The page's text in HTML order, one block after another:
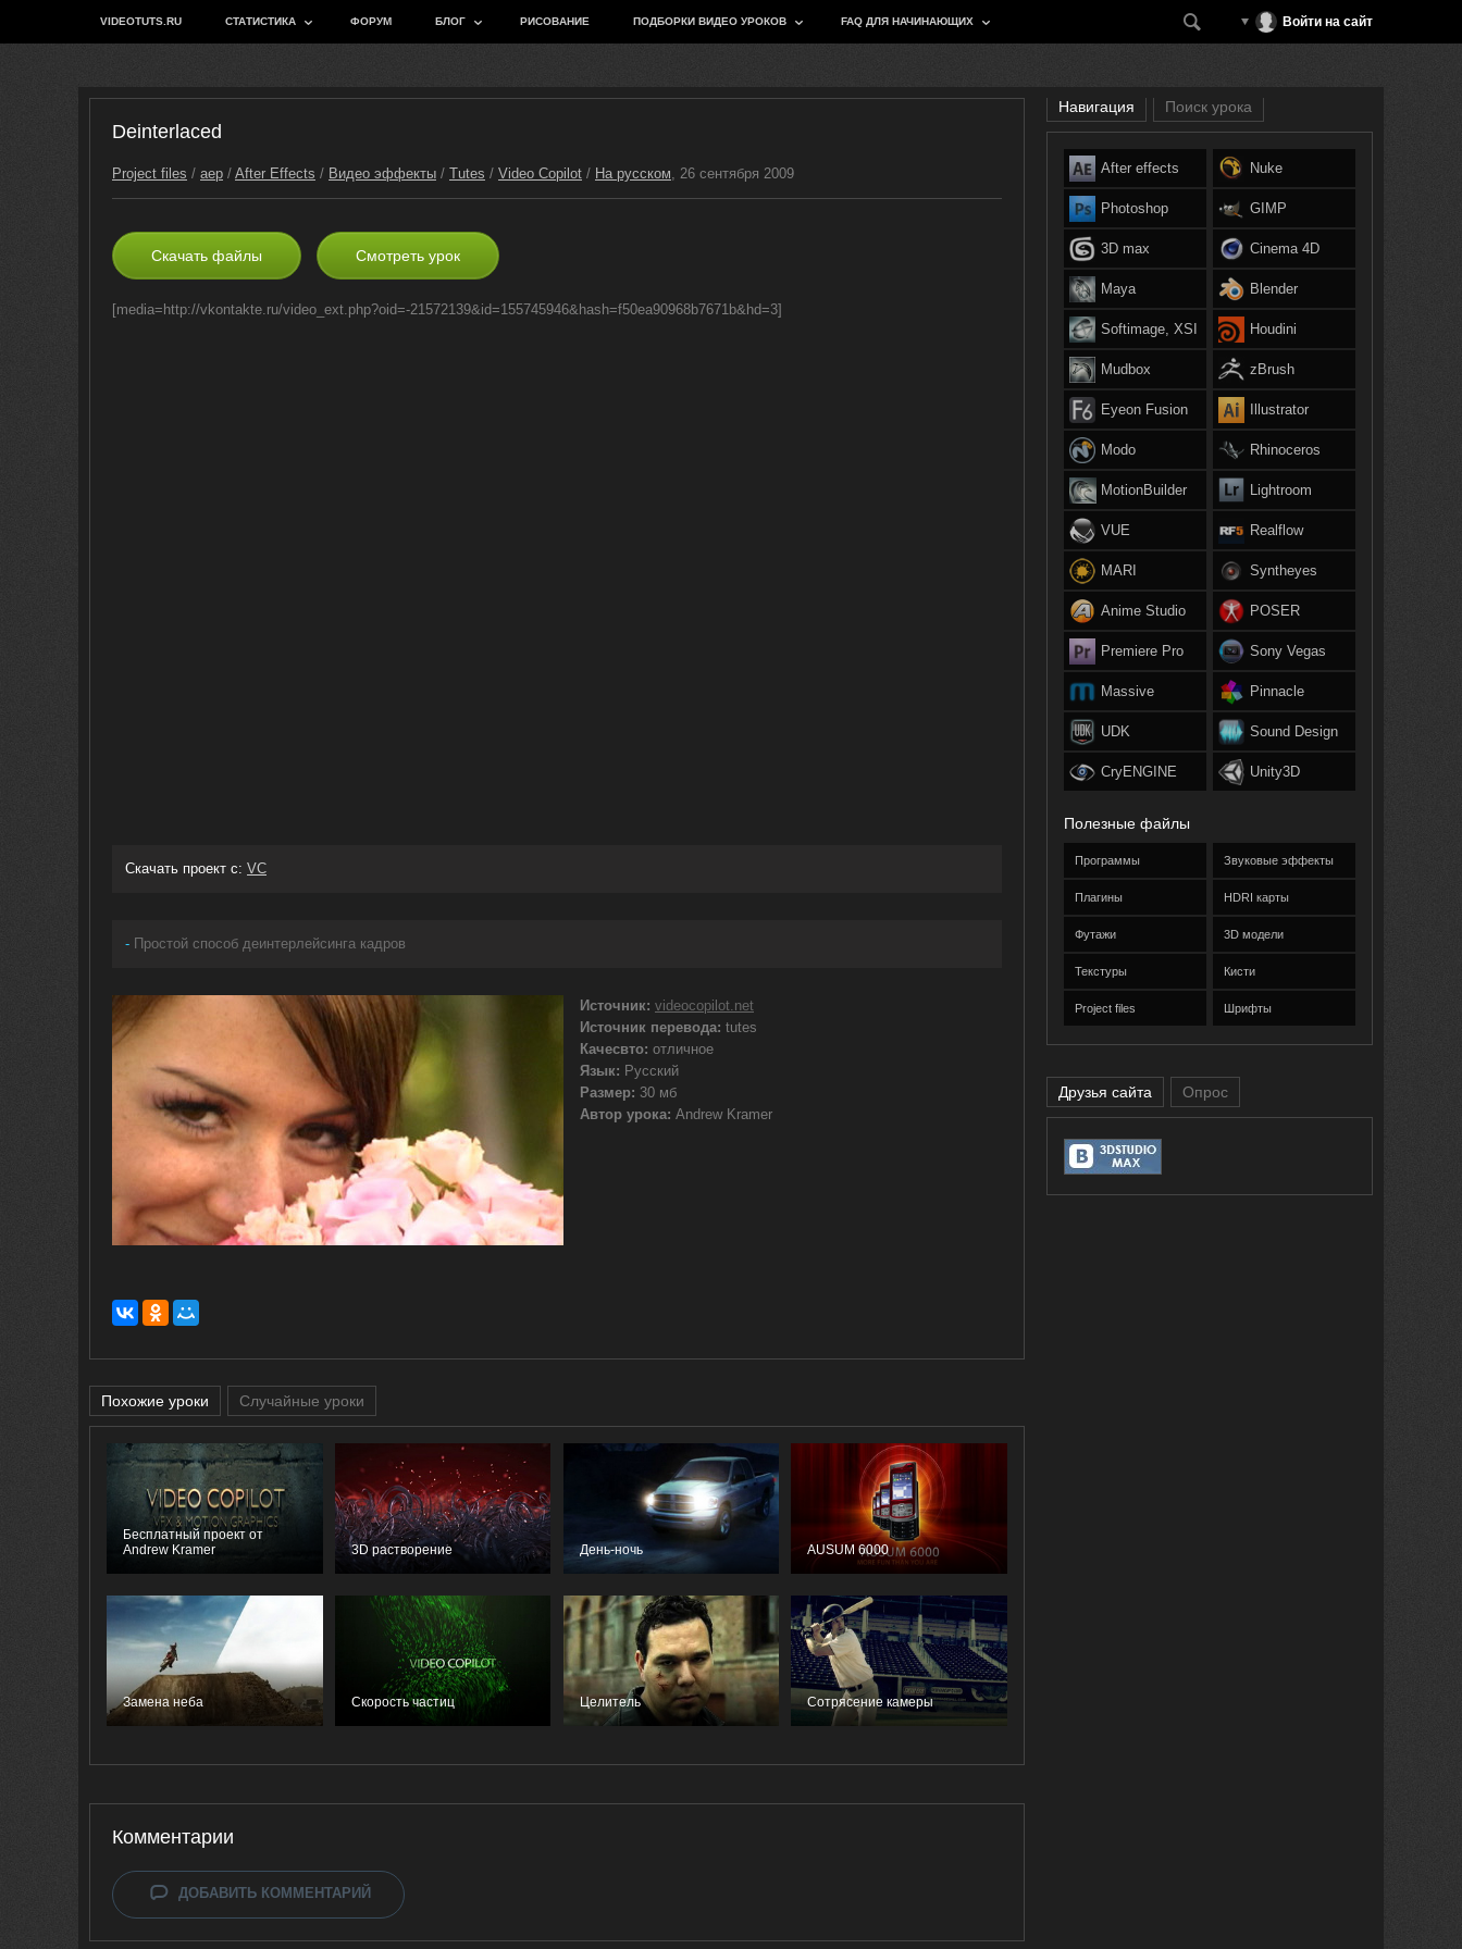
VIDEOTUTS.RU СТАТИСТИКА ФОРУМ БЛОГ РИСОВАНИЕ ПОДБОРКИ ВИДЕО УРОКОВ FAQ ДЛЯ НАЧИНАЮЩИХ Войти на сайт
Deinterlaced
Project files / aep / After Effects / Видео эффекты / Tutes / Video Copilot / На русском, 26 сентября 2009
Скачать файлы Смотреть урок
[media=http://vkontakte.ru/video_ext.php?oid=-21572139&id=155745946&hash=f50ea90968b7671b&hd=3]
Скачать проект с: VC
- Простой способ деинтерлейсинга кадров
Источник: videocopilot.net
Источник перевода: tutes
Качесвто: отличное
Язык: Русский
Размер: 30 мб
Автор урока: Andrew Kramer
Похожие уроки Случайные уроки
Бесплатный проект от
Andrew Kramer
3D растворение День-ночь AUSUM 6000
Замена неба Скорость частиц Целитель Сотрясение камеры
Комментарии
ДОБАВИТЬ КОММЕНТАРИЙ
Навигация Поиск урока
After effects
Photoshop
3D max
Maya
Softimage, XSI
Mudbox
Eyeon Fusion
Modo
MotionBuilder
VUE
MARI
Anime Studio
Premiere Pro
Massive
UDK
CryENGINE
Nuke
GIMP
Cinema 4D
Blender
Houdini
zBrush
Illustrator
Rhinoceros
Lightroom
Realflow
Syntheyes
POSER
Sony Vegas
Pinnacle
Sound Design
Unity3D
Полезные файлы
Программы
Плагины
Футажи
Текстуры
Project files
Звуковые эффекты
HDRI карты
3D модели
Кисти
Шрифты
Друзья сайта Опрос